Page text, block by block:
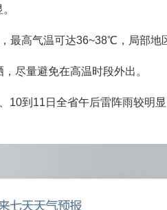
最高气温可达36~38℃，局部地
尽量避免在高温时段外出。
10到11日全省午后雷阵雨较明